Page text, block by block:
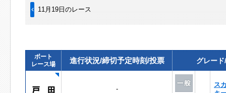
11月19日のレース
ボート
レース場
進行状況/締切予定時刻/投票 グレー
-
ス